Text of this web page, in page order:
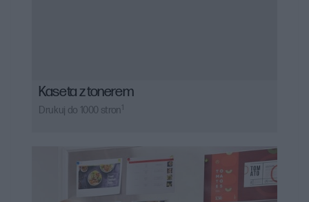
Kaseta z tonerem
Drukuj do 1000 stron